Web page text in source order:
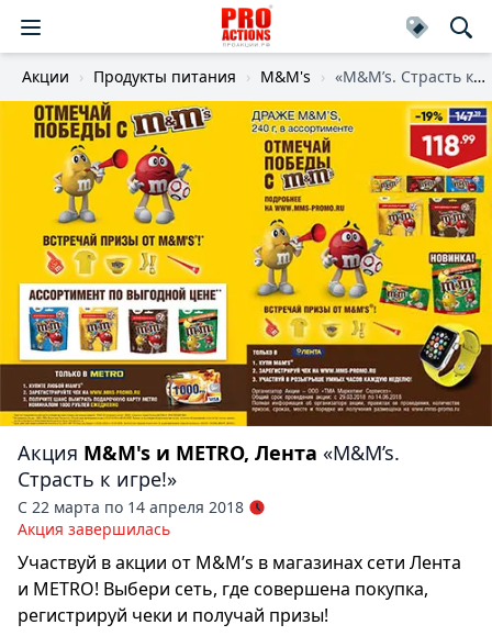
Акции Продукты питания M&M's «M&M’s. Страсть к игре!»
Акция M&M's и METRO, Лента «M&M’s.
Страсть к игре!»
С 22 марта по 14 апреля 2018
Акция завершилась
Участвуй в акции от M&M’s в магазинах сети Лента
и METRO! Выбери сеть, где совершена покупка,
регистрируй чеки и получай призы!